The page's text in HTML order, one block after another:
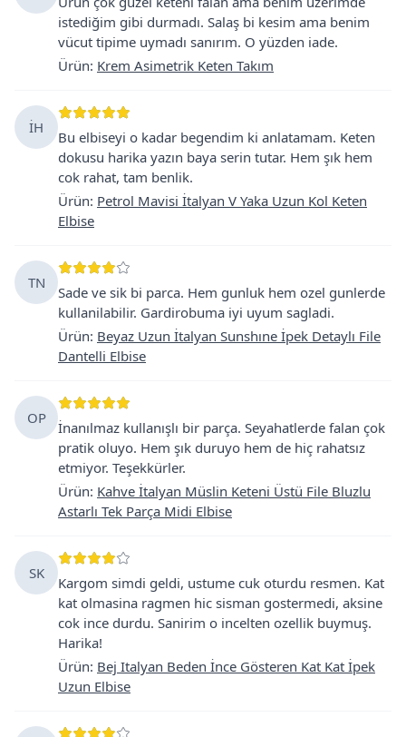
istediğim gibi durmadı. Salaş bi kesim ama benim
vücut tipime uymadı sanırım. O yüzden iade.
Ürün: Krem Asimetrik Keten Takım
İH
Bu elbiseyi o kadar begendim ki anlatamam. Keten
dokusu harika yazın baya serin tutar. Hem şık hem
cok rahat, tam benlik.
Ürün: Petrol Mavisi İtalyan V Yaka Uzun Kol Keten
Elbise
TN
Sade ve sik bi parca. Hem gunluk hem ozel gunlerde
kullanilabilir. Gardirobuma iyi uyum sagladi.
Ürün: Beyaz Uzun İtalyan Sunshıne İpek Detaylı File
Dantelli Elbise
OP
İnanılmaz kullanışlı bir parça. Seyahatlerde falan çok
pratik oluyo. Hem şık duruyo hem de hiç rahatsız
etmiyor. Teşekkürler.
Ürün: Kahve İtalyan Müslin Keteni Üstü File Bluzlu
Astarlı Tek Parça Midi Elbise
SK
Kargom simdi geldi, ustume cuk oturdu resmen. Kat
kat olmasina ragmen hic sisman gostermedi, aksine
cok ince durdu. Sanirim o incelten ozellik buymuş.
Harika!
Ürün: Bej Italyan Beden İnce Gösteren Kat Kat İpek
Uzun Elbise